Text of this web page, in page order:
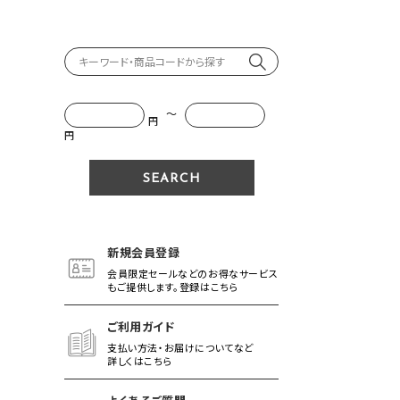
円 ～
円
新規会員登録
会員限定セールなどのお得なサービス
もご提供します。登録はこちら
ご利用ガイド
支払い方法・お届けについてなど
詳しくはこちら